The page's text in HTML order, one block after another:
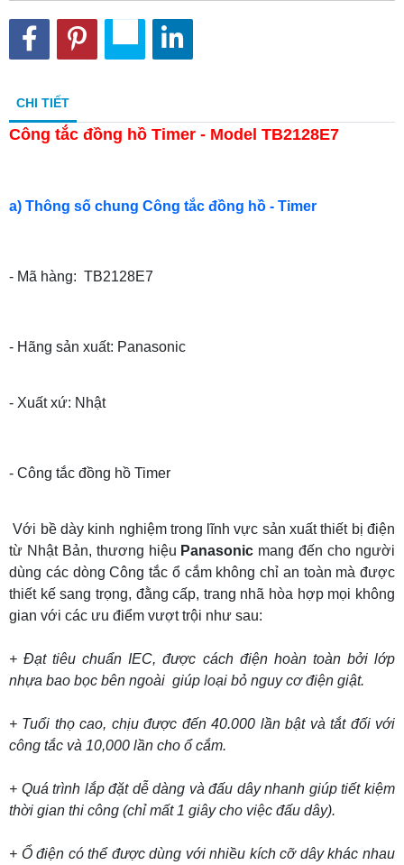
CHI TIẾT
Công tắc đồng hồ Timer - Model TB2128E7
a) Thông số chung Công tắc đồng hồ - Timer
- Mã hàng: TB2128E7
- Hãng sản xuất: Panasonic
- Xuất xứ: Nhật
- Công tắc đồng hồ Timer
Với bề dày kinh nghiệm trong lĩnh vực sản xuất thiết bị điện
từ Nhật Bản, thương hiệu Panasonic mang đến cho người
dùng các dòng Công tắc ổ cắm không chỉ an toàn mà được
thiết kế sang trọng, đằng cấp, trang nhã hòa hợp mọi không
gian với các ưu điểm vượt trội như sau:
+ Đạt tiêu chuẩn IEC, được cách điện hoàn toàn bởi lớp
nhựa bao bọc bên ngoài giúp loại bỏ nguy cơ điện giật.
+ Tuổi thọ cao, chịu được đến 40.000 lần bật và tắt đối với
công tắc và 10,000 lần cho ổ cắm.
+ Quá trình lắp đặt dễ dàng và đấu dây nhanh giúp tiết kiệm
thời gian thi công (chỉ mất 1 giây cho việc đấu dây).
+ Ổ điện có thể được dùng với nhiều kích cỡ dây khác nhau